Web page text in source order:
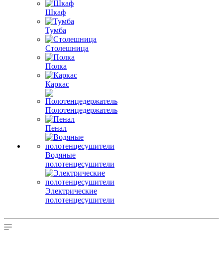
Шкаф
Тумба
Столешница
Полка
Каркас
Полотенцедержатель
Пенал
Водяные
полотенцесушители
Электрические
полотенцесушители